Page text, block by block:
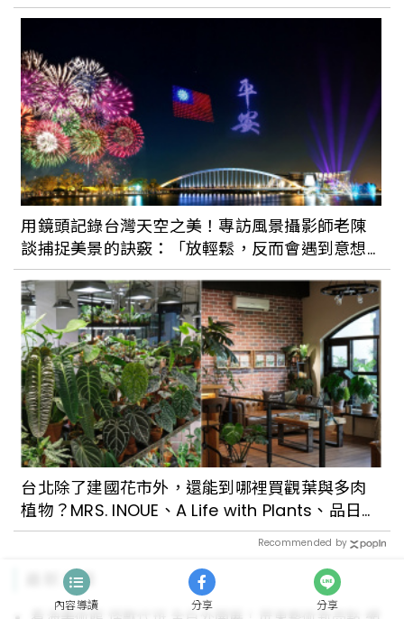
用鏡頭記錄台灣天空之美！專訪風景攝影師老陳
談捕捉美景的訣竅：「放輕鬆，反而會遇到意想
不到的驚喜。」
台北除了建國花市外，還能到哪裡買觀葉與多肉
植物？MRS. INOUE、A Life with Plants、品日
子…每一間都好好逛
Recommended by
最新文章
內容導讀 分享 分享